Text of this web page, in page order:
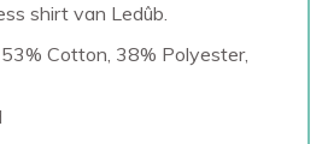
shirt van Ledûb.
Cotton, 38% Polyester,